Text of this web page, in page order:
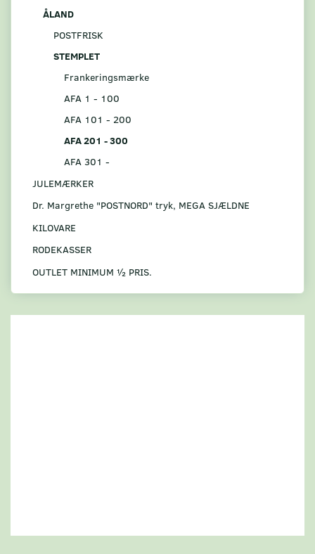
ÅLAND
POSTFRISK
STEMPLET
Frankeringsmærke
AFA 1 - 100
AFA 101 - 200
AFA 201 - 300
AFA 301 -
JULEMÆRKER
Dr. Margrethe "POSTNORD" tryk, MEGA SJÆLDNE
KILOVARE
RODEKASSER
OUTLET MINIMUM ½ PRIS.